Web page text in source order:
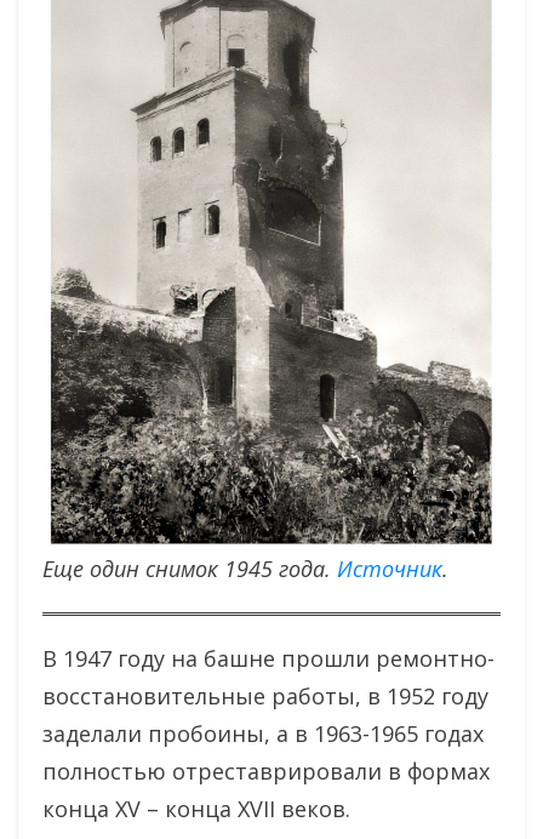
Еще один снимок 1945 года. Источник.
В 1947 году на башне прошли ремонтно-
восстановительные работы, в 1952 году
заделали пробоины, а в 1963-1965 годах
полностью отреставрировали в формах
конца XV – конца XVII веков.